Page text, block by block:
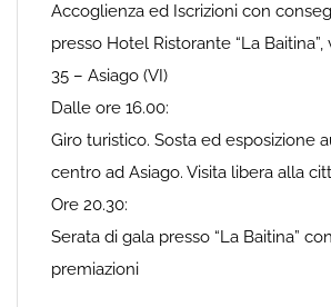
Accoglienza ed Iscrizioni con
presso Hotel Ristorante “La
35 – Asiago (VI)
Dalle ore 16.00:
Giro turistico. Sosta ed esposizione
centro ad Asiago. Visita libera alla
Ore 20.30:
Serata di gala presso “La Baitina”
premiazioni